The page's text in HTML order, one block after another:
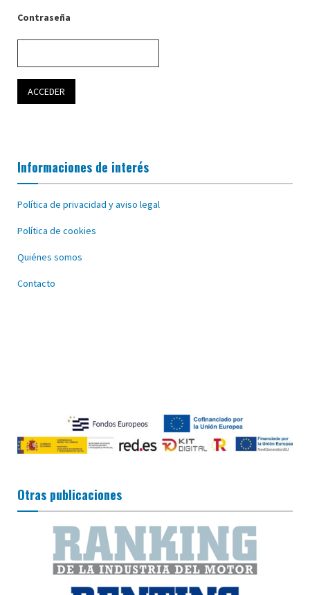
Contraseña
Informaciones de interés
Política de privacidad y aviso legal
Política de cookies
Quiénes somos
Contacto
Otras publicaciones